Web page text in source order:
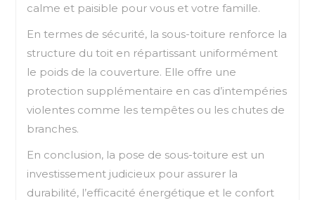
calme et paisible pour vous et votre famille.
En termes de sécurité, la sous-toiture renforce la
structure du toit en répartissant uniformément
le poids de la couverture. Elle offre une
protection supplémentaire en cas d’intempéries
violentes comme les tempêtes ou les chutes de
branches.
En conclusion, la pose de sous-toiture est un
investissement judicieux pour assurer la
durabilité, l’efficacité énergétique et le confort